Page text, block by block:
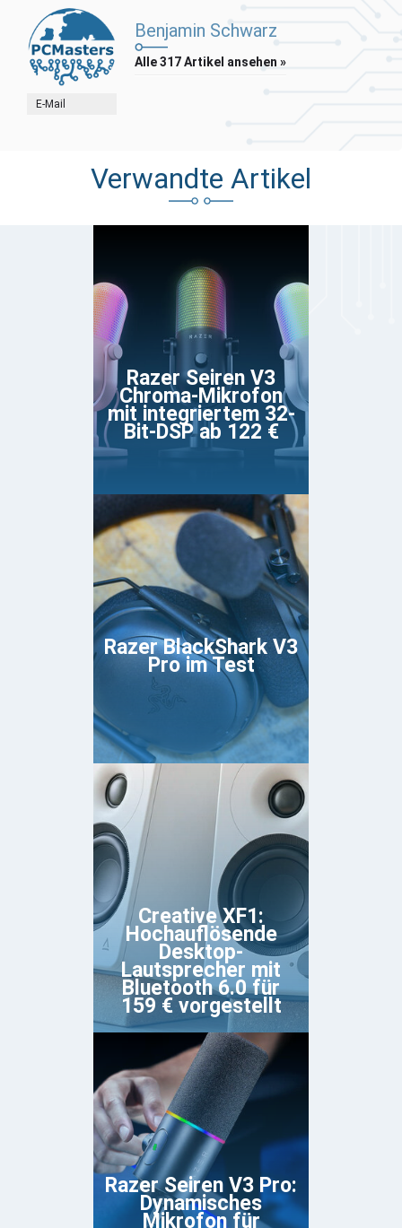
E-Mail
Benjamin Schwarz
Alle 317 Artikel ansehen »
Verwandte Artikel
Razer Seiren V3
Chroma-Mikrofon
mit integriertem 32-
Bit-DSP ab 122 €
Razer BlackShark V3
Pro im Test
Creative XF1:
Hochauflösende
Desktop-
Lautsprecher mit
Bluetooth 6.0 für
159 € vorgestellt
Razer Seiren V3 Pro:
Dynamisches
Mikrofon für